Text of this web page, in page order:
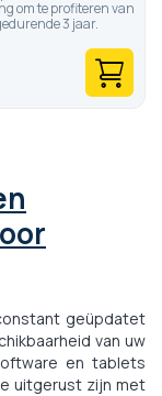
om te profiteren van
3 jaar.
geüpdatet
van uw
en tablets
uitgerust zijn met